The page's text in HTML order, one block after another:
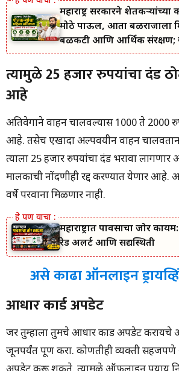
महाराष्ट्र सरकारने
मोठे पाऊल, आता बळीराजाला
बळकटी आणि आर्थिक संरक्षण;
नवा संकल्प.
त्यामुळे 25 हजार रुपयांचा दंड
आहे
अतिवेगाने वाहन चालवल्यास 1000 ते 2000
आहे. तसेच एखादा अल्पवयीन वाहन
त्याला 25 हजार रुपयांचा दंड भरावा
मालकाची नोंदणीही रद्द करण्यात येणार आहे.
वर्षे परवाना मिळणार नाही.
महाराष्ट्रात पावसाचा जोर
रेड अलर्ट आणि सद्यस्थिती
असे काढा ऑनलाइन
आधार कार्ड अपडेट
जर तुम्हाला तुमचे आधार कार्ड अपडेट
जूनपर्यंत पूर्ण करा. कोणतीही व्यक्ती